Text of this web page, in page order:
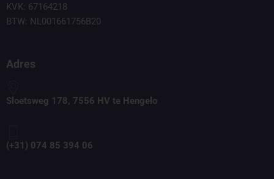
KVK: 67164218
BTW: NL001661756B20
Adres
Sloetsweg 178, 7556 HV te Hengelo
(+31) 074 85 394 06